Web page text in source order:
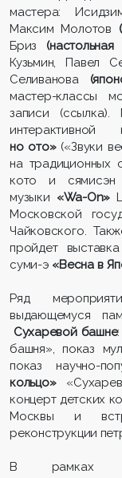
мастера:
Максим Молотов
Бриз
Кузьмин, Павел
Селиванова
мастер-классы
записи
интерактивной
но ото»(«Звуки
на традиционных
кото и сямисэн
музыки «Wa-On»
Московской
Чайковского.
пройдет
суми-э «Весна в
Ряд
выдающемуся
Сухаревой башне
башня», показ
показ научно-
кольцо»
концерт детских
Москвы и
реконструкции
В рамках